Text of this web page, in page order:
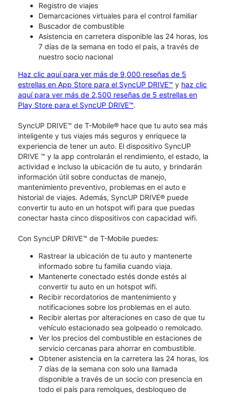
Registro de viajes
Demarcaciones virtuales para el control familiar
Buscador de combustible
Asistencia en carretera disponible las 24 horas, los
7 días de la semana en todo el país, a través de
nuestro socio nacional
Haz clic aquí para ver más de 9,000 reseñas de 5
estrellas en App Store para el SyncUP DRIVE™ y haz clic
aquí para ver más de 2,500 reseñas de 5 estrellas en
Play Store para el SyncUP DRIVE™.
SyncUP DRIVE™ de T-Mobile® hace que tu auto sea más
inteligente y tus viajes más seguros y enriquece la
experiencia de tener un auto. El dispositivo SyncUP
DRIVE ™ y la app controlarán el rendimiento, el estado, la
actividad e incluso la ubicación de tu auto, y brindarán
información útil sobre conductas de manejo,
mantenimiento preventivo, problemas en el auto e
historial de viajes. Además, SyncUP DRIVE® puede
convertir tu auto en un hotspot wifi para que puedas
conectar hasta cinco dispositivos con capacidad wifi.
Con SyncUP DRIVE™ de T-Mobile puedes:
Rastrear la ubicación de tu auto y mantenerte
informado sobre tu familia cuando viaja.
Mantenerte conectado estés donde estés al
convertir tu auto en un hotspot wifi.
Recibir recordatorios de mantenimiento y
notificaciones sobre los problemas en el auto.
Recibir alertas por alteraciones en caso de que tu
vehículo estacionado sea golpeado o remolcado.
Ver los precios del combustible en estaciones de
servicio cercanas para ahorrar en combustible.
Obtener asistencia en la carretera las 24 horas, los
7 días de la semana con solo una llamada
disponible a través de un socio con presencia en
todo el país para remolques, desbloqueo de